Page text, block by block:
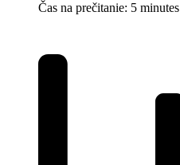
Čas na prečitanie: 5 minutes